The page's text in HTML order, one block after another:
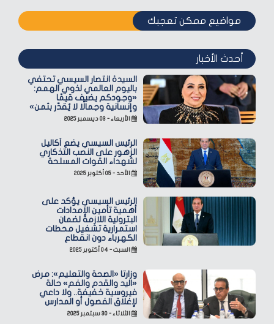
مواضيع ممكن تعجبك
أحدث الأخبار
السيدة انتصار السيسي تحتفي
باليوم العالمي لذوي الهمم:
«وجودكم يضيف قيمًا
وإنسانية وجمالًا لا يُقدّر بثمن»
الأربعاء - ٠٣ ديسمبر ٢٠٢٥
الرئيس السيسي يضع أكاليل
الزهور على النصب التذكاري
لشهداء القوات المسلحة
الأحد - ٠٥ أكتوبر ٢٠٢٥
الرئيس السيسي يؤكد على
أهمية تأمين الإمدادات
البترولية اللازمة لضمان
استمرارية تشغيل محطات
الكهرباء دون انقطاع
السبت - ٠٤ أكتوبر ٢٠٢٥
وزارتا «الصحة والتعليم»: مرض
«اليد والقدم والفم» حالة
فيروسية خفيفة.. ولا داعي
لإغلاق الفصول أو المدارس
الثلاثاء - ٣٠ سبتمبر ٢٠٢٥